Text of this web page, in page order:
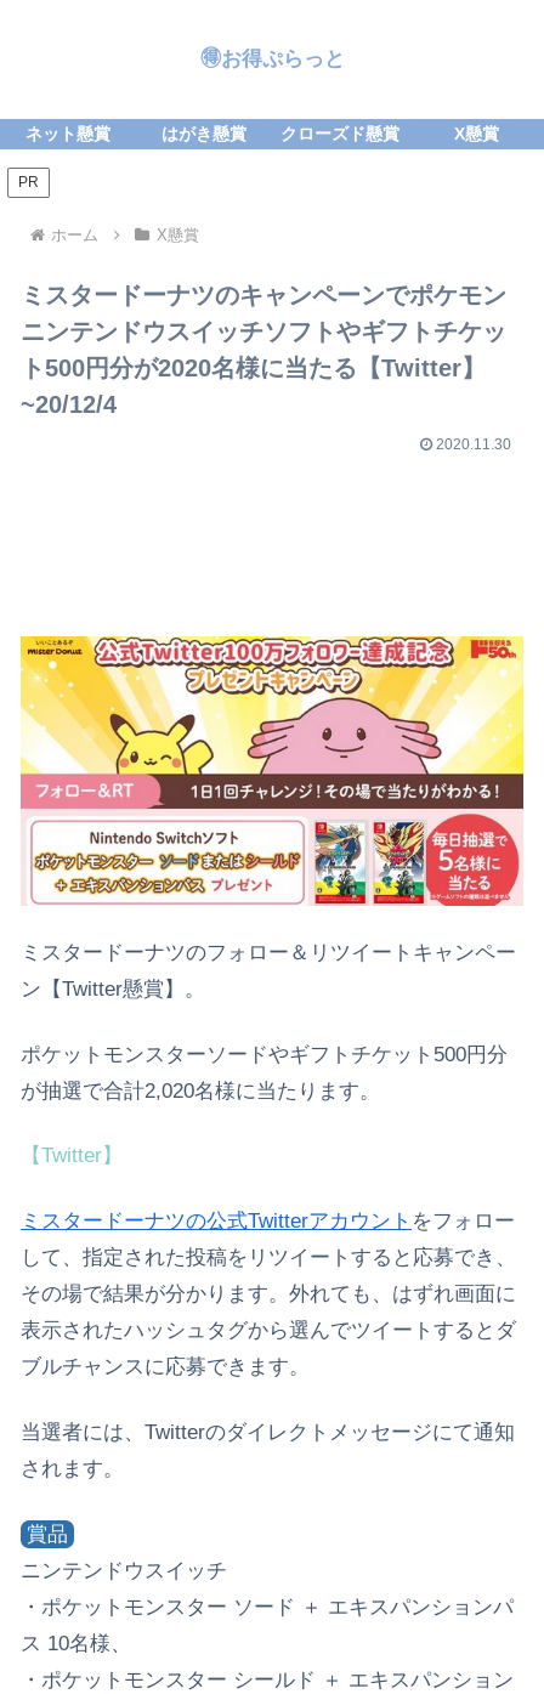
🉐お得ぷらっと
ネット懸賞 はがき懸賞 クローズド懸賞 X懸賞
PR
ホーム X懸賞
ミスタードーナツのキャンペーンでポケモン
ニンテンドウスイッチソフトやギフトチケッ
ト500円分が2020名様に当たる【Twitter】
~20/12/4
2020.11.30
ミスタードーナツのフォロー＆リツイートキャンペー
ン【Twitter懸賞】。
ポケットモンスターソードやギフトチケット500円分
が抽選で合計2,020名様に当たります。
【Twitter】
ミスタードーナツの公式Twitterアカウント をフォロー
して、指定された投稿をリツイートすると応募でき、
その場で結果が分かります。外れても、はずれ画面に
表示されたハッシュタグから選んでツイートするとダ
ブルチャンスに応募できます。
当選者には、Twitterのダイレクトメッセージにて通知
されます。
賞品
ニンテンドウスイッチ
・ポケットモンスター ソード ＋ エキスパンションパ
ス 10名様、
・ポケットモンスター シールド ＋ エキスパンション